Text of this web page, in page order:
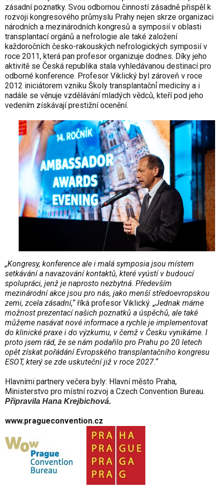
zásadní poznatky. Svou odbornou činností zásadně přispěl k
rozvoji kongresového průmyslu Prahy nejen skrze organizaci
národních a mezinárodních kongresů a symposií v oblasti
transplantací orgánů a nefrologie ale také založení
každoročních česko-rakouských nefrologických symposií v
roce 2011, která pan profesor organizuje dodnes. Díky jeho
aktivitě se Česká republika stala vyhledávanou destinací pro
odborné konference. Profesor Viklický byl zároveň v roce
2012 iniciátorem vzniku Školy transplantační́ medicíny a i
nadále se věnuje vzdělávání mladých vědců, kteří pod jeho
vedením získávají prestižní ocenění.
„Kongresy, konference ale i malá symposia jsou místem
setkávání a navazování kontaktů, které vyústí v budoucí
spolupráci, jenž je naprosto nezbytná. Především
mezinárodní akce jsou pro nás, jako menší středoevropskou
zemi, zcela zásadní,“říká profesor Viklický. „Jednak máme
možnost prezentací našich poznatků a úspěchů, ale také
můžeme nasávat nové informace a rychle je implementovat
do klinické praxe i do výzkumu, v čemž v Česku vynikáme. I
proto jsem rád, že se nám podařilo pro Prahu po 20 letech
opět získat pořádání Evropského transplantačního kongresu
ESOT, který se zde uskuteční již v roce 2027.“
Hlavními partnery večera byly: Hlavní město Praha,
Ministerstvo pro místní rozvoj a Czech Convention Bureau.
Připravila Hana Krejbichová.
www.pragueconvention.cz